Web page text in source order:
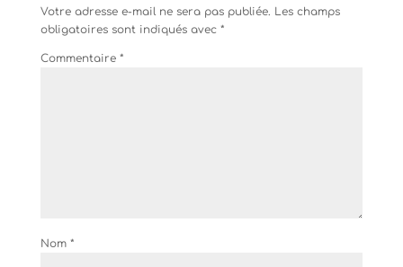
Votre adresse e-mail ne sera pas publiée. Les champs
obligatoires sont indiqués avec *
Commentaire *
Nom *